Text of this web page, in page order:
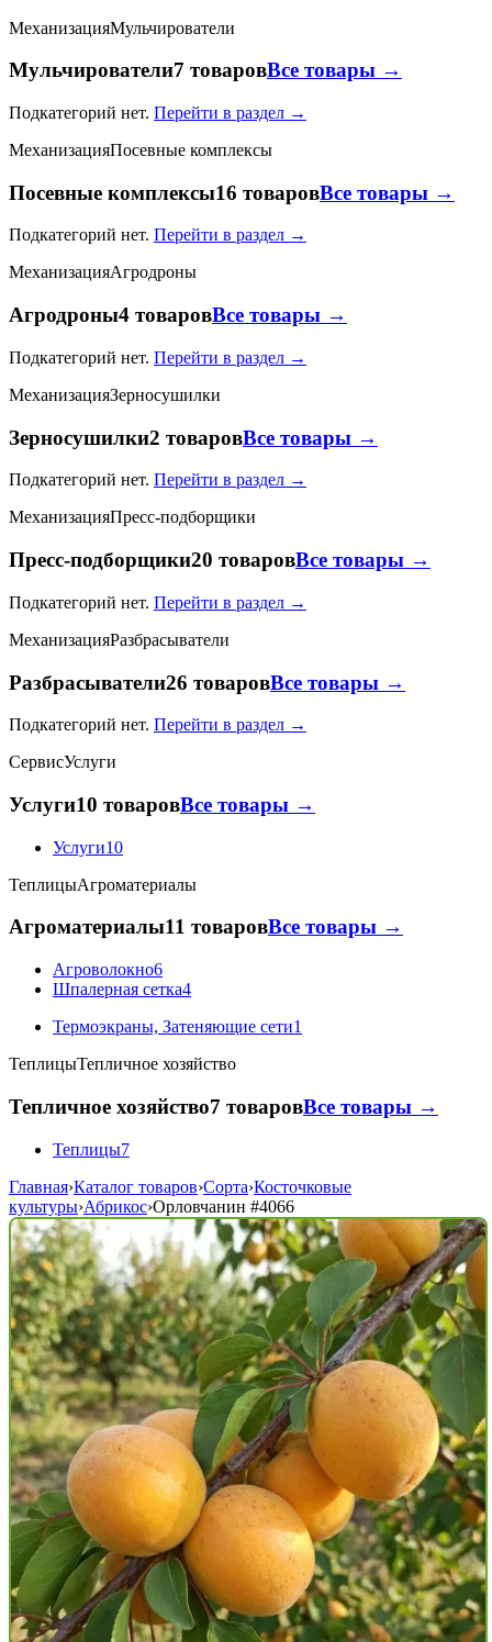
МеханизацияМульчирователи
Мульчирователи7 товаровВсе товары →
Подкатегорий нет. Перейти в раздел →
МеханизацияПосевные комплексы
Посевные комплексы16 товаровВсе товары →
Подкатегорий нет. Перейти в раздел →
МеханизацияАгродроны
Агродроны4 товаровВсе товары →
Подкатегорий нет. Перейти в раздел →
МеханизацияЗерносушилки
Зерносушилки2 товаровВсе товары →
Подкатегорий нет. Перейти в раздел →
МеханизацияПресс-подборщики
Пресс-подборщики20 товаровВсе товары →
Подкатегорий нет. Перейти в раздел →
МеханизацияРазбрасыватели
Разбрасыватели26 товаровВсе товары →
Подкатегорий нет. Перейти в раздел →
СервисУслуги
Услуги10 товаровВсе товары →
Услуги10
ТеплицыАгроматериалы
Агроматериалы11 товаровВсе товары →
Агроволокно6
Шпалерная сетка4
Термоэкраны, Затеняющие сети1
ТеплицыТепличное хозяйство
Тепличное хозяйство7 товаровВсе товары →
Теплицы7
Главная›Каталог товаров›Сорта›Косточковые
культуры›Абрикос›Орловчанин #4066